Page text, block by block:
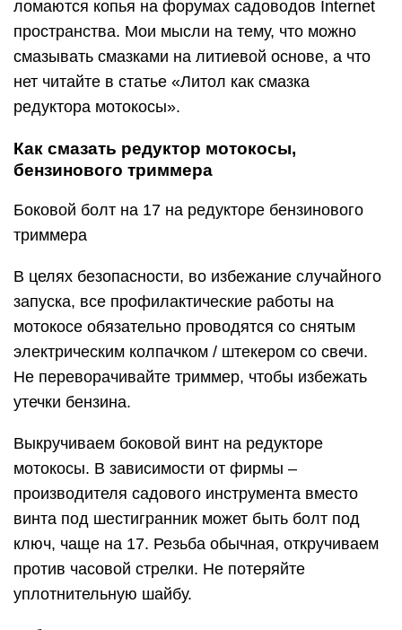
ломаются копья на форумах садоводов Internet
пространства. Мои мысли на тему, что можно
смазывать смазками на литиевой основе, а что
нет читайте в статье «Литол как смазка
редуктора мотокосы».
Как смазать редуктор мотокосы,
бензинового триммера
Боковой болт на 17 на редукторе бензинового
триммера
В целях безопасности, во избежание случайного
запуска, все профилактические работы на
мотокосе обязательно проводятся со снятым
электрическим колпачком / штекером со свечи.
Не переворачивайте триммер, чтобы избежать
утечки бензина.
Выкручиваем боковой винт на редукторе
мотокосы. В зависимости от фирмы –
производителя садового инструмента вместо
винта под шестигранник может быть болт под
ключ, чаще на 17. Резьба обычная, откручиваем
против часовой стрелки. Не потеряйте
уплотнительную шайбу.